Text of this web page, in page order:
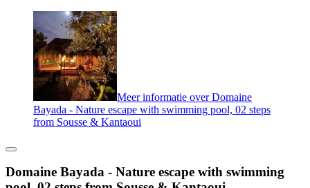
Meer informatie over Domaine
Bayada - Nature escape with swimming pool, 02 steps
from Sousse & Kantaoui
Domaine Bayada - Nature escape with swimming